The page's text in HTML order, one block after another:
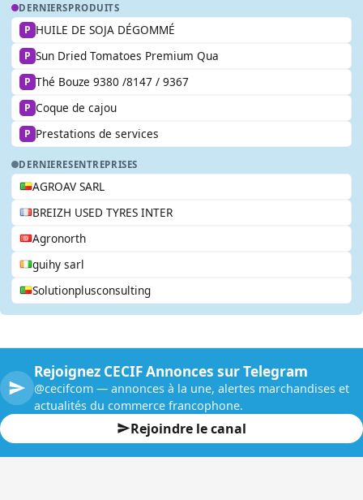
DERNIERSPRODUITS
P HUILE DE SOJA DÉGOMMÉ
P Sun Dried Tomatoes Premium Qua
P Thé Bouze 9380 /8147 / 9367
P Coque de cajou
P Prestations de services
DERNIERESENTREPRISES
AGROAV SARL
BREIZH USED TYRES INTER
Agronorth
guihy sarl
Solutionplusconsulting
Rejoignez CECIF Annonces sur Telegram
@cecifcom — annonces à la une, alertes marchandises et
actualités du commerce francophone.
Rejoindre le canal